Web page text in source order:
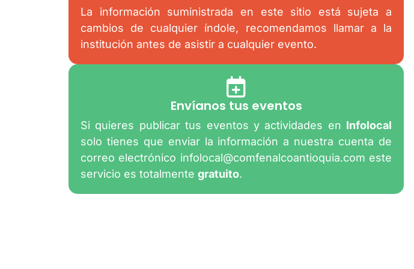
La información suministrada en este sitio está sujeta a
cambios de cualquier índole, recomendamos llamar a la
institución antes de asistir a cualquier evento.
Envíanos tus eventos
Si quieres publicar tus eventos y actividades en Infolocal
solo tienes que enviar la información a nuestra cuenta de
correo electrónico infolocal@comfenalcoantioquia.com este
servicio es totalmente gratuito.